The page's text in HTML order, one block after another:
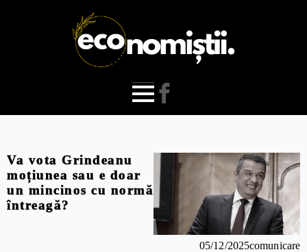
Va vota Grindeanu
moțiunea sau e doar
un mincinos cu normă
întreagă?
05/12/2025comunicare